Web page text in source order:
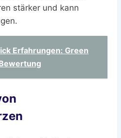
stärker und kann
Erfahrungen: Green